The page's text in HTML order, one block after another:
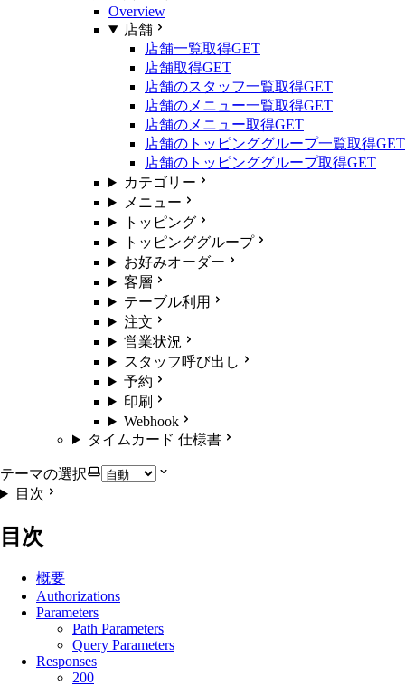
Overview
店舗
店舗一覧取得GET
店舗取得GET
店舗のスタッフ一覧取得GET
店舗のメニュー一覧取得GET
店舗のメニュー取得GET
店舗のトッピンググループ一覧取得GET
店舗のトッピンググループ取得GET
カテゴリー
メニュー
トッピング
トッピンググループ
お好みオーダー
客層
テーブル利用
注文
営業状況
スタッフ呼び出し
予約
印刷
Webhook
タイムカード 仕様書
テーマの選択
目次
目次
概要
Authorizations
Parameters
Path Parameters
Query Parameters
Responses
200